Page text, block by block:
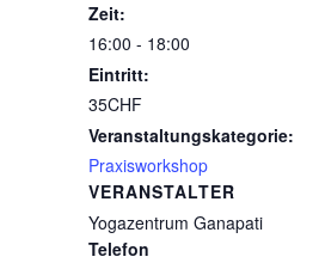
Zeit:
16:00 - 18:00
Eintritt:
35CHF
Veranstaltungskategorie:
Praxisworkshop
VERANSTALTER
Yogazentrum Ganapati
Telefon